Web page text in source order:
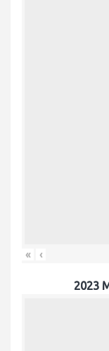
« ‹
2023